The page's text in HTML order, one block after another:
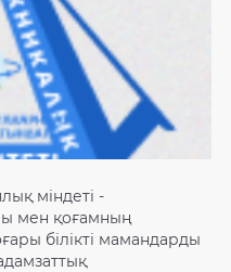
міндеті -
мен қоғамның
білікті мамандарды